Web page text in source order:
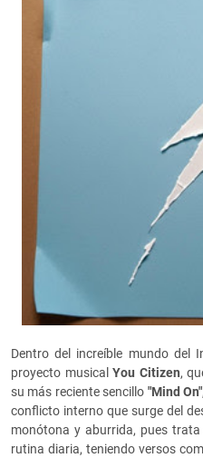
Dentro del increíble mundo del
proyecto musicalYou Citizen,
su más reciente sencillo "Mind On"
conflicto interno que surge del
monótona y aburrida, pues
rutina diaria, teniendo versos